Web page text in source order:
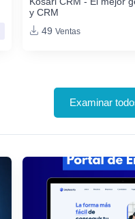
y CRM
49 Ventas
Examinar